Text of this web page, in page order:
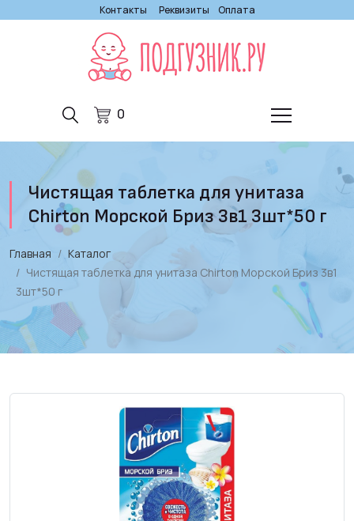
Контакты Реквизиты Оплата
0
Чистящая таблетка для унитаза
Chirton Морской Бриз 3в1 3шт*50 г
Главная
Каталог
Чистящая таблетка для унитаза Chirton Морской Бриз 3в1
3шт*50 г